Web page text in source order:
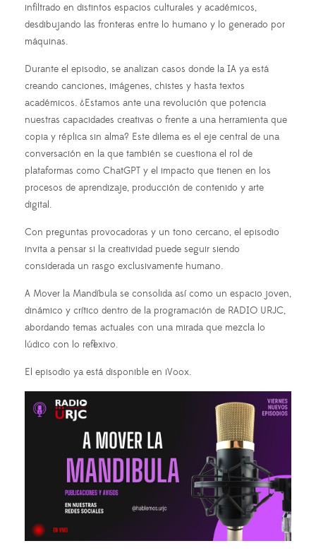
infiltrado en distintos espacios culturales y académicos,
desdibujando las fronteras entre lo humano y lo generado por
máquinas.
Durante el episodio, se analizan casos donde la IA ya está
creando canciones, imágenes, chistes y hasta textos
académicos. ¿Estamos ante una revolución que potencia
nuestras capacidades creativas o frente a una herramienta que
copia y réplica sin alma? Este dilema es el eje central de una
conversación en la que también se cuestiona el rol de
plataformas como ChatGPT y el impacto que tienen en los
procesos de aprendizaje, producción de contenido y arte
digital.
Con preguntas provocadoras y un tono cercano, el episodio
invita a pensar si la creatividad puede seguir siendo
considerada un rasgo exclusivamente humano.
A Mover la Mandíbula se consolida así como un espacio joven,
dinámico y crítico dentro de la programación de RADIO URJC,
abordando temas actuales con una mirada que mezcla lo
lúdico con lo reflexivo.
El episodio ya está disponible en iVoox.